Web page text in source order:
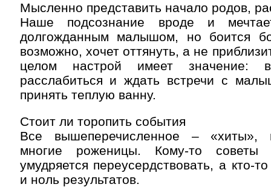
Мысленно представить начало родов,
Наше подсознание вроде и
долгожданным малышом, но боится
возможно, хочет оттянуть, а не
целом настрой имеет значение:
расслабиться и ждать встречи с
принять теплую ванну.
Стоит ли торопить события
Все вышеперечисленное – «хиты»,
многие роженицы. Кому-то советы
умудряется переусердствовать, а кто-
и ноль результатов.